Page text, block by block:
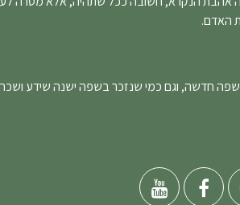
האדם.
שפה חדשה, וגם כמי שנזכר בשפה ישנה שידע